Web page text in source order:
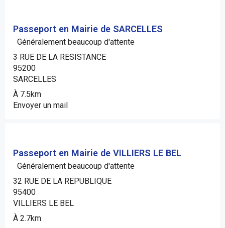
Passeport en Mairie de SARCELLES
Généralement beaucoup d'attente
3 RUE DE LA RESISTANCE
95200
SARCELLES
À 7.5km
Envoyer un mail
Passeport en Mairie de VILLIERS LE BEL
Généralement beaucoup d'attente
32 RUE DE LA REPUBLIQUE
95400
VILLIERS LE BEL
À 2.7km